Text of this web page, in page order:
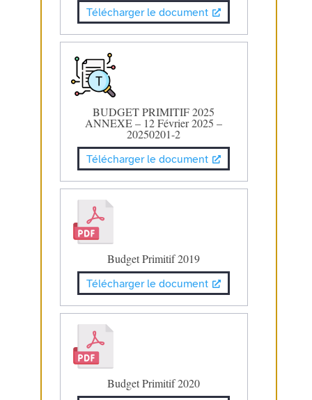
Télécharger le document
BUDGET PRIMITIF 2025
ANNEXE – 12 Février 2025 –
20250201-2
Télécharger le document
Budget Primitif 2019
Télécharger le document
Budget Primitif 2020